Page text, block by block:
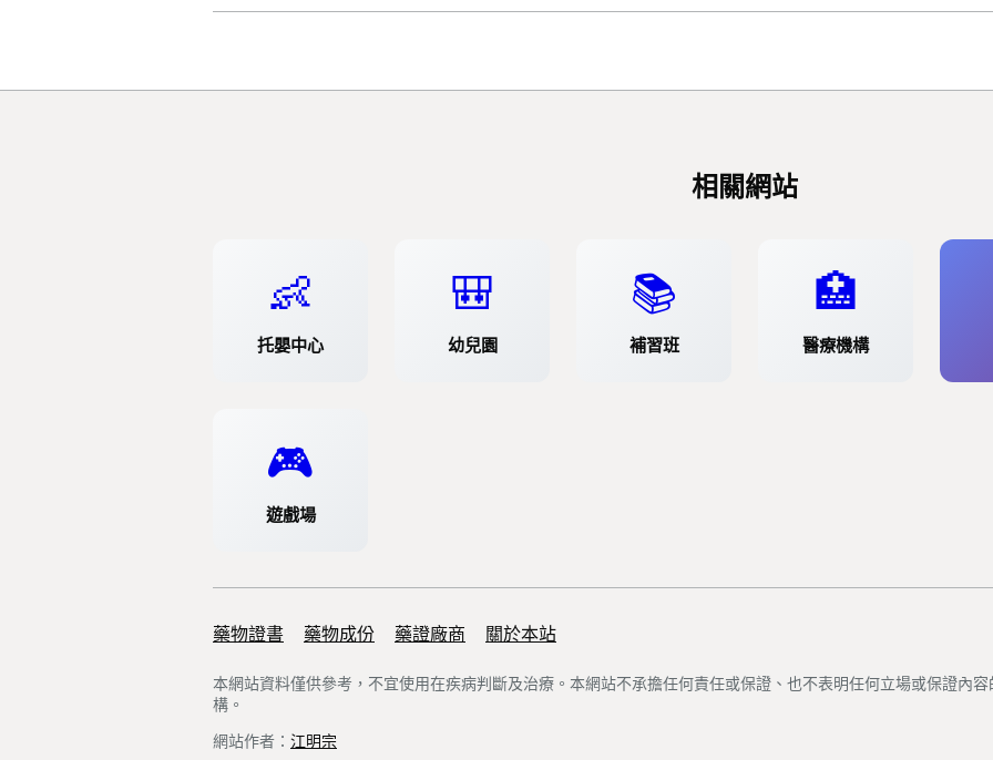
相關網站
👶
托嬰中心
🎒
幼兒園
📚
補習班
🏥
醫療機構
🎮
遊戲場
Support links
藥物證書 藥物成份 藥證廠商 關於本站
本網站資料僅供參考，不宜使用在疾病判斷及治療。本網站不承擔任何責任或保證、也不表明任何立場或保證內
構。
網站作者： 江明宗